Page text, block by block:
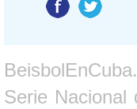
Serie Nacional